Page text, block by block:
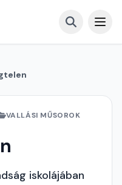
VALLÁSI MŰSOROK
iskolájában